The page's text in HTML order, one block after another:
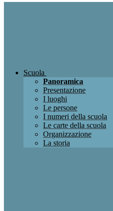
Scuola
Panoramica
Presentazione
I luoghi
Le persone
I numeri della scuola
Le carte della scuola
Organizzazione
La storia